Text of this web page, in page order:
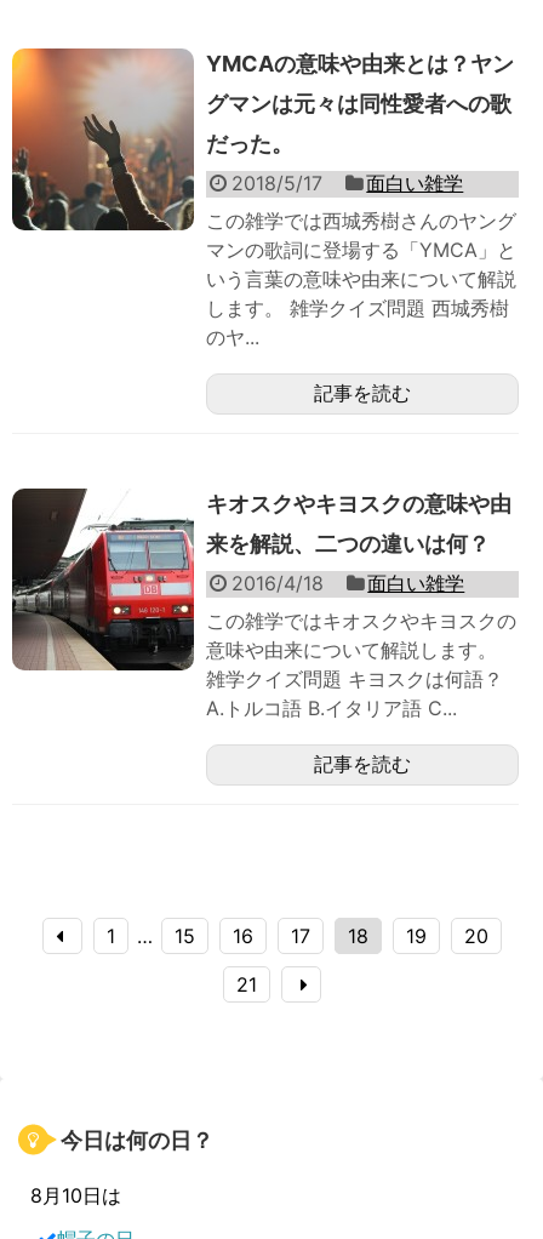
YMCAの意味や由来とは？ヤン
グマンは元々は同性愛者への歌
だった。
2018/5/17
面白い雑学
この雑学では西城秀樹さんのヤング
マンの歌詞に登場する「YMCA」と
いう言葉の意味や由来について解説
します。 雑学クイズ問題 西城秀樹
のヤ...
記事を読む
キオスクやキヨスクの意味や由
来を解説、二つの違いは何？
2016/4/18
面白い雑学
この雑学ではキオスクやキヨスクの
意味や由来について解説します。
雑学クイズ問題 キヨスクは何語？
A.トルコ語 B.イタリア語 C...
記事を読む
1 … 15 16 17 18 19
20
21
今日は何の日？
8月10日は